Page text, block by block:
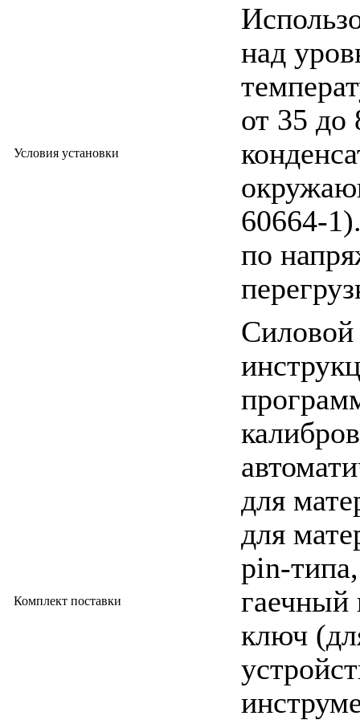
Условия установки
над
от 35 до
60664-
по
Комплект поставки
Силовой
для
для
pin-
гаечный
ключ